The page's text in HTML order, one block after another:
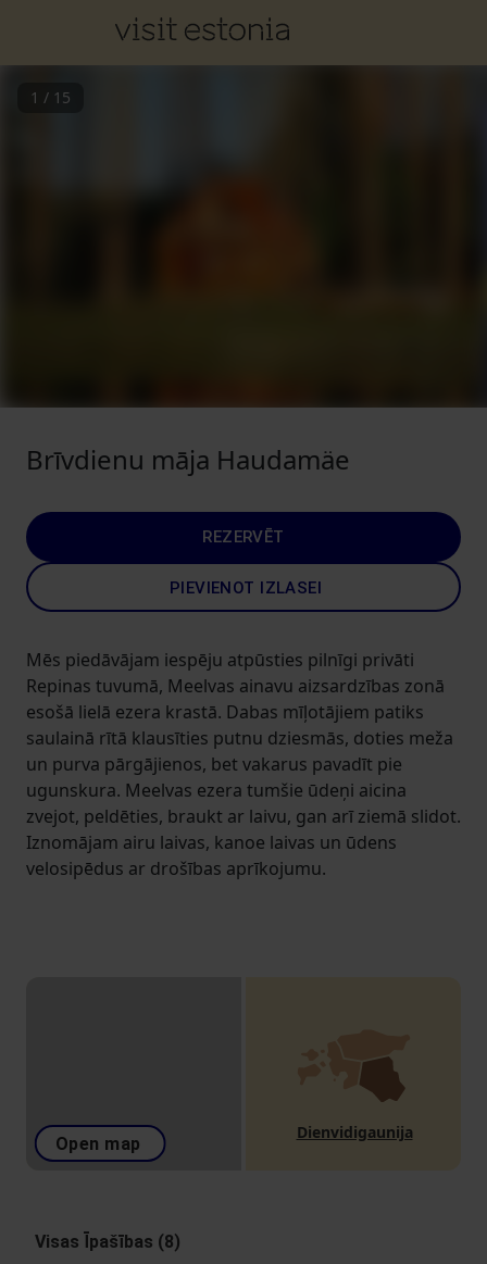
1 / 15
Brīvdienu māja Haudamäe
REZERVĒT
PIEVIENOT IZLASEI
Mēs piedāvājam iespēju atpūsties pilnīgi privāti
Repinas tuvumā, Meelvas ainavu aizsardzības zonā
esošā lielā ezera krastā. Dabas mīļotājiem patiks
saulainā rītā klausīties putnu dziesmās, doties meža
un purva pārgājienos, bet vakarus pavadīt pie
ugunskura. Meelvas ezera tumšie ūdeņi aicina
zvejot, peldēties, braukt ar laivu, gan arī ziemā slidot.
Iznomājam airu laivas, kanoe laivas un ūdens
velosipēdus ar drošības aprīkojumu.
Open map
Dienvidigaunija
Visas Īpašības (8)